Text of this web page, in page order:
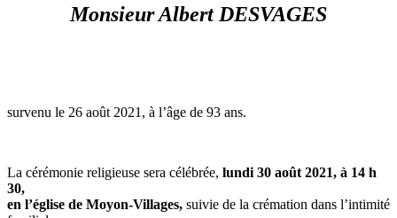
Monsieur Albert DESVAGES
survenu le 26 août 2021, à l’âge de 93 ans.
La cérémonie religieuse sera célébrée, lundi 30 août 2021, à 14 h
30,
en l’église de Moyon-Villages, suivie de la crémation dans l’intimité